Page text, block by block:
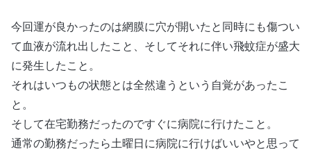
今回運が良かったのは網膜に穴が開いたと同時にも傷つい
て血液が流れ出したこと、そしてそれに伴い飛蚊症が盛大
に発生したこと。
それはいつもの状態とは全然違うという自覚があったこ
と。
そして在宅勤務だったのですぐに病院に行けたこと。
通常の勤務だったら土曜日に病院に行けばいいやと思って